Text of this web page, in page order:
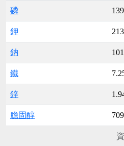
磷
鉀
鈉
鐵
鋅
膽固醇